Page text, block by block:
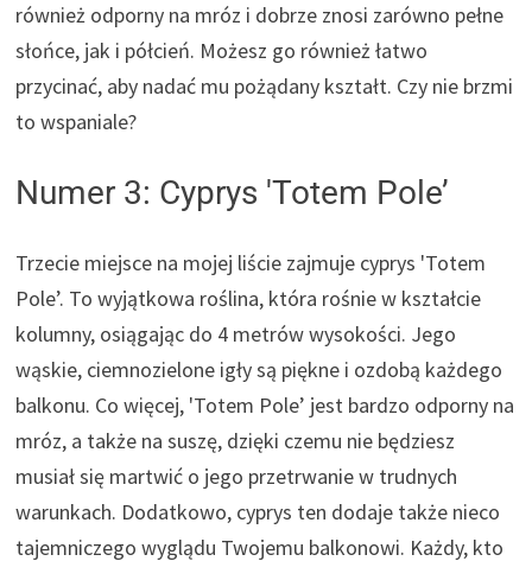
również odporny na mróz i dobrze znosi zarówno pełne
słońce, jak i półcień. Możesz go również łatwo
przycinać, aby nadać mu pożądany kształt. Czy nie brzmi
to wspaniale?
Numer 3: Cyprys 'Totem Pole’
Trzecie miejsce na mojej liście zajmuje cyprys 'Totem
Pole’. To wyjątkowa roślina, która rośnie w kształcie
kolumny, osiągając do 4 metrów wysokości. Jego
wąskie, ciemnozielone igły są piękne i ozdobą każdego
balkonu. Co więcej, 'Totem Pole’ jest bardzo odporny na
mróz, a także na suszę, dzięki czemu nie będziesz
musiał się martwić o jego przetrwanie w trudnych
warunkach. Dodatkowo, cyprys ten dodaje także nieco
tajemniczego wyglądu Twojemu balkonowi. Każdy, kto